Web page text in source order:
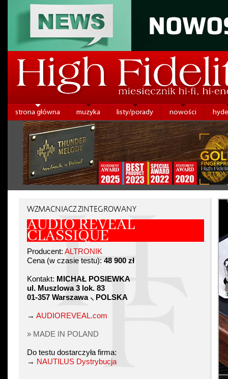
strona główna muzyka listy/porady nowości
WZMACNIACZ ZINTEGROWANY
AUDIO REVEAL
CLASSIQUE
Producent: ALTRONIK
Cena (w czasie testu): 48 900 zł
Kontakt: MICHAŁ POSIEWKA
ul. Muszlowa 3 lok. 83
01-357 Warszawa ⸜ POLSKA
→ AUDIOREVEAL.com
» MADE IN POLAND
Do testu dostarczyła firma:
→ NAUTILUS Dystrybucja